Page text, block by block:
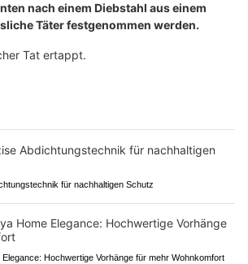
nach einem Diebstahl aus einem
Täter festgenommen werden.
Tat ertappt.
für nachhaltigen Schutz
Elegance: Hochwertige Vorhänge für mehr Wohnkomfort